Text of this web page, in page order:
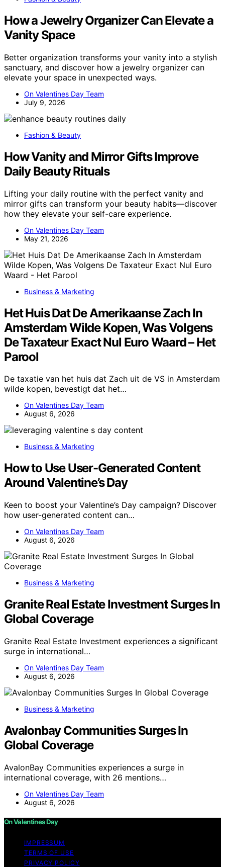
How a Jewelry Organizer Can Elevate a
Vanity Space
Better organization transforms your vanity into a stylish
sanctuary, and discover how a jewelry organizer can
elevate your space in unexpected ways.
On Valentines Day Team
July 9, 2026
Fashion & Beauty
How Vanity and Mirror Gifts Improve
Daily Beauty Rituals
Lifting your daily routine with the perfect vanity and
mirror gifts can transform your beauty habits—discover
how they elevate your self-care experience.
On Valentines Day Team
May 21, 2026
Business & Marketing
Het Huis Dat De Amerikaanse Zach In
Amsterdam Wilde Kopen, Was Volgens
De Taxateur Exact Nul Euro Waard – Het
Parool
De taxatie van het huis dat Zach uit de VS in Amsterdam
wilde kopen, bevestigt dat het…
On Valentines Day Team
August 6, 2026
Business & Marketing
How to Use User-Generated Content
Around Valentine’s Day
Keen to boost your Valentine’s Day campaign? Discover
how user-generated content can…
On Valentines Day Team
August 6, 2026
Business & Marketing
Granite Real Estate Investment Surges In
Global Coverage
Granite Real Estate Investment experiences a significant
surge in international…
On Valentines Day Team
August 6, 2026
Business & Marketing
Avalonbay Communities Surges In
Global Coverage
AvalonBay Communities experiences a surge in
international coverage, with 26 mentions…
On Valentines Day Team
August 6, 2026
On Valentines Day
IMPRESSUM
TERMS OF USE
PRIVACY POLICY